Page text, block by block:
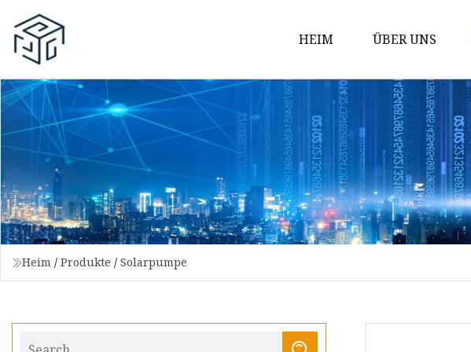
HEIM ÜBER UNS
Heim / Produkte / Solarpumpe